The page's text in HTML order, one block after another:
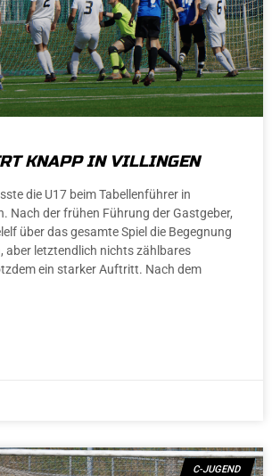
KNAPP IN VILLINGEN
die U17 beim Tabellenführer in
Nach der frühen Führung der Gastgeber,
über das gesamte Spiel die Begegnung
aber letztendlich nichts zählbares
ein starker Auftritt. Nach dem
C-JUGEND